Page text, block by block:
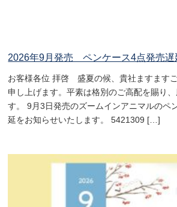
2026年9月発売 ペンケース4点発売遅
お客様各位 拝啓 盛夏の候、貴社ますます
申し上げます。平素は格別のご高配を賜り
す。 9月3日発売のズームインアニマルのペ
延をお知らせいたします。 5421309 […]